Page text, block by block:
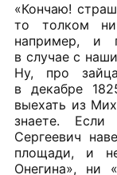
«Кончаю!
то толком
например, и
в случае с
Ну, про
в декабре
выехать из
знаете.
Сергеевич
площади, и
Онегина», ни